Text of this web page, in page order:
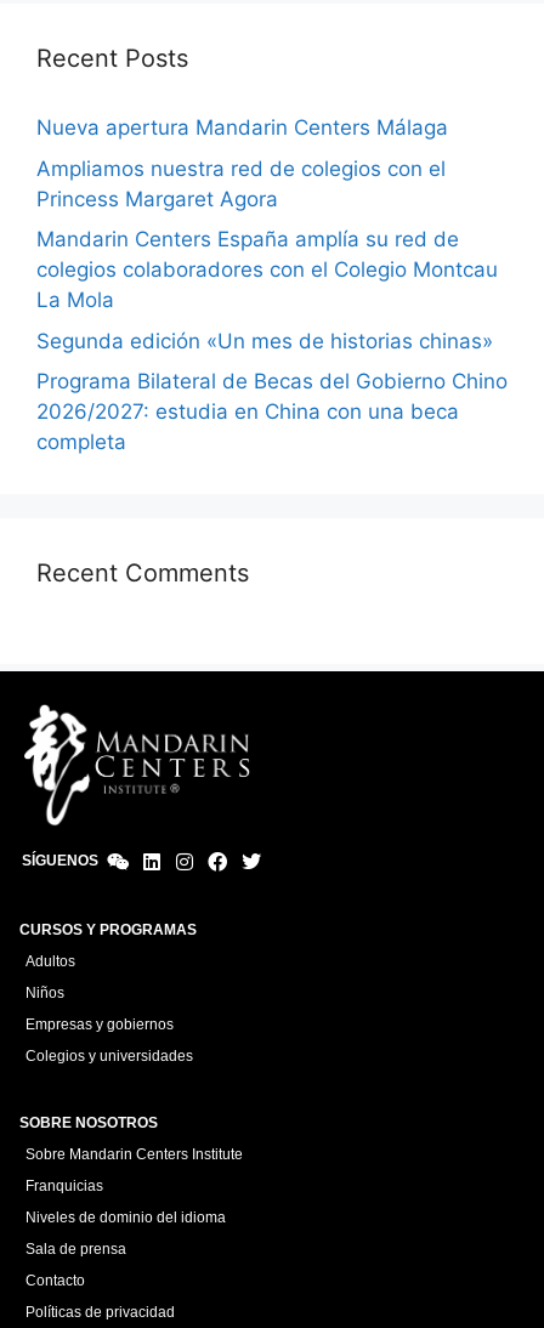
Recent Posts
Nueva apertura Mandarin Centers Málaga
Ampliamos nuestra red de colegios con el
Princess Margaret Agora
Mandarin Centers España amplía su red de
colegios colaboradores con el Colegio Montcau
La Mola
Segunda edición «Un mes de historias chinas»
Programa Bilateral de Becas del Gobierno Chino
2026/2027: estudia en China con una beca
completa
Recent Comments
SÍGUENOS
CURSOS Y PROGRAMAS
Adultos
Niños
Empresas y gobiernos
Colegios y universidades
SOBRE NOSOTROS
Sobre Mandarin Centers Institute
Franquicias
Niveles de dominio del idioma
Sala de prensa
Contacto
Políticas de privacidad